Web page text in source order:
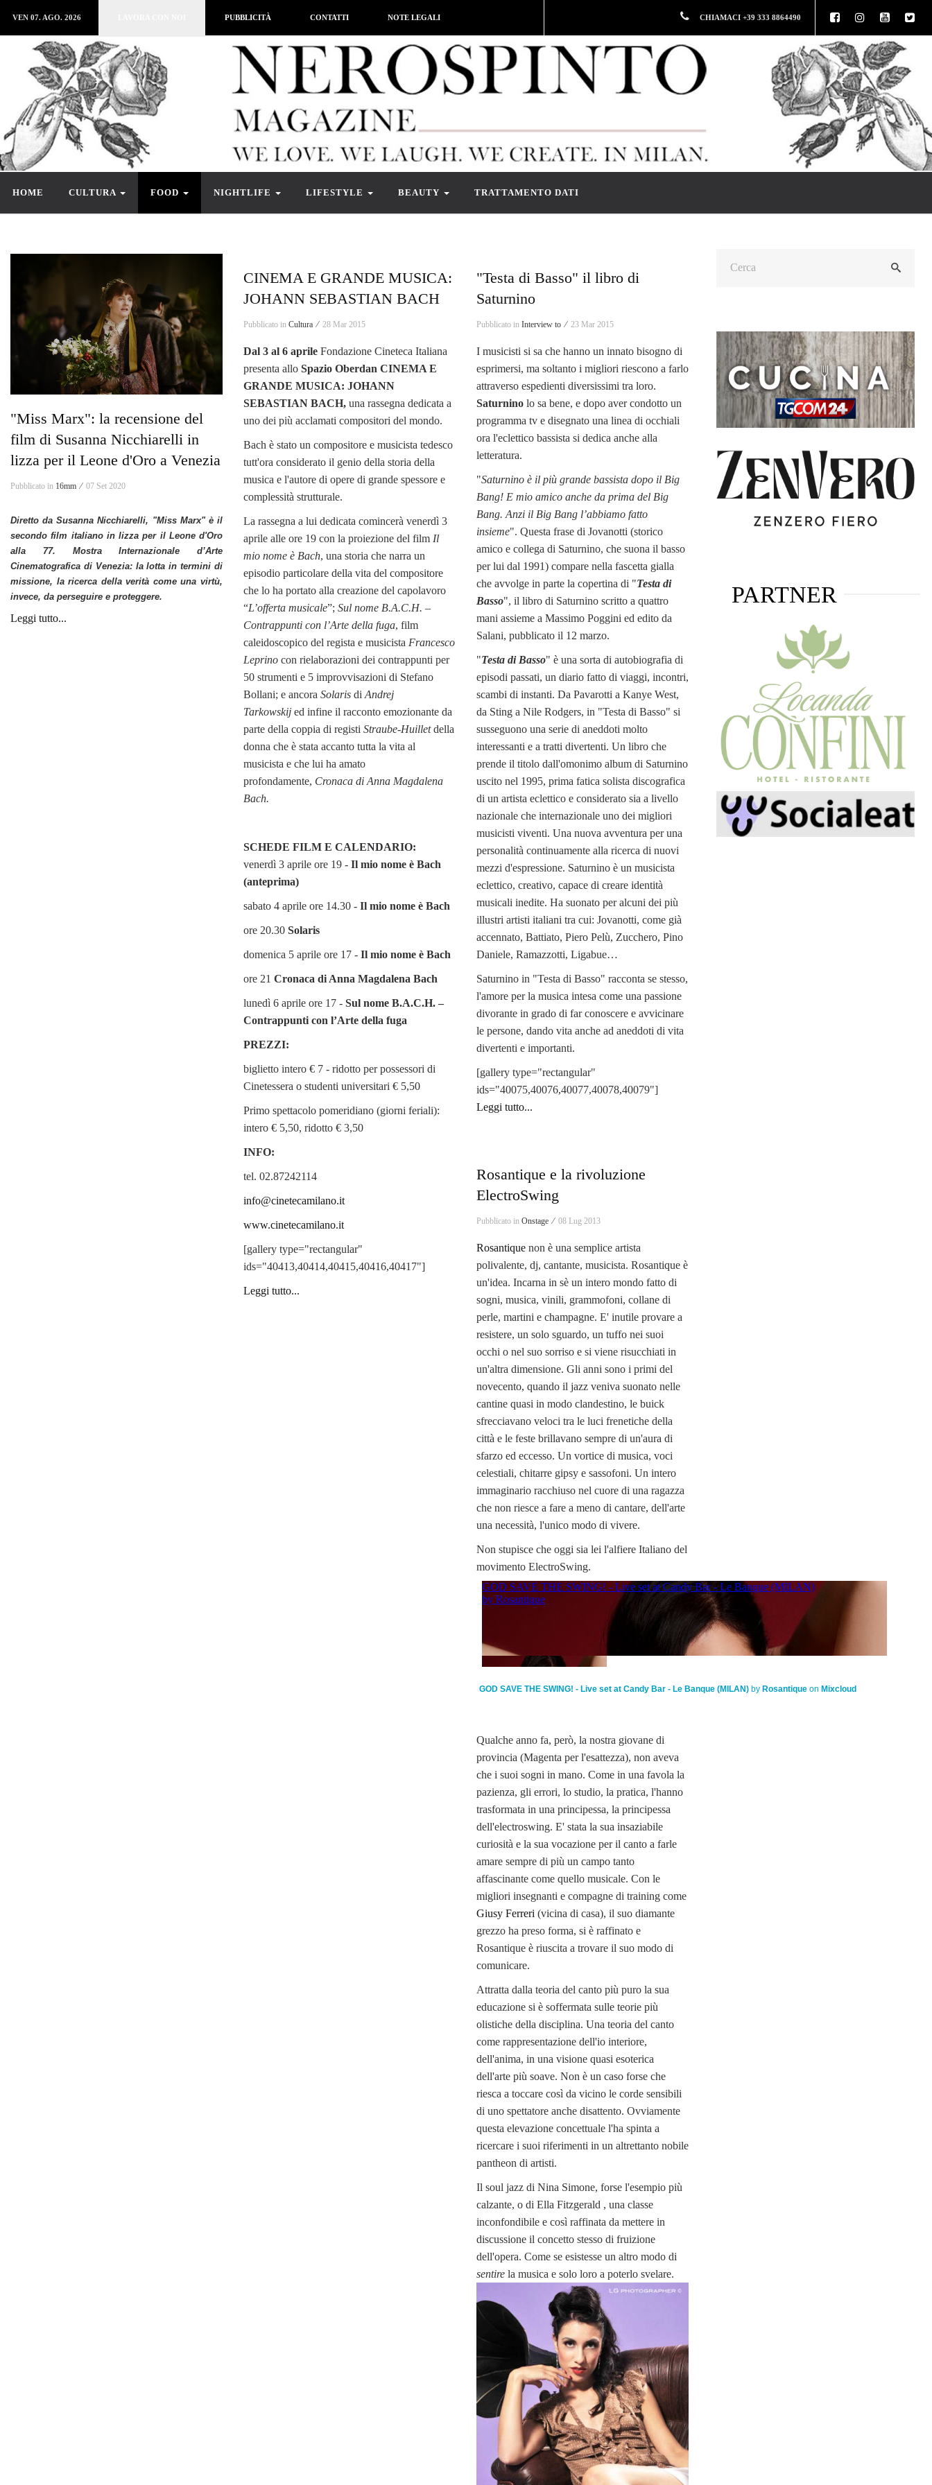
VEN 07. AGO. 2026 PUBBLICITÀ CONTATTI NOTE LEGALI CHIAMACI +39 333 8864490
HOME CULTURA FOOD NIGHTLIFE LIFESTYLE BEAUTY TRATTAMENTO DATI
"Miss Marx": la recensione del
film di Susanna Nicchiarelli in
lizza per il Leone d'Oro a Venezia
Pubblicato in 16mm ⁄ 07 Set 2020
Diretto da Susanna Nicchiarelli, "Miss Marx" è il
secondo film italiano in lizza per il Leone d'Oro
alla 77. Mostra Internazionale d’Arte
Cinematografica di Venezia: la lotta in termini di
missione, la ricerca della verità come una virtù,
invece, da perseguire e proteggere.
Leggi tutto...
CINEMA E GRANDE MUSICA:
JOHANN SEBASTIAN BACH
Pubblicato in Cultura ⁄ 28 Mar 2015
Dal 3 al 6 aprile Fondazione Cineteca Italiana
presenta allo Spazio Oberdan CINEMA E
GRANDE MUSICA: JOHANN
SEBASTIAN BACH, una rassegna dedicata a
uno dei più acclamati compositori del mondo.
Bach è stato un compositore e musicista tedesco
tutt'ora considerato il genio della storia della
musica e l'autore di opere di grande spessore e
complessità strutturale.
La rassegna a lui dedicata comincerà venerdì 3
aprile alle ore 19 con la proiezione del film Il
mio nome è Bach, una storia che narra un
episodio particolare della vita del compositore
che lo ha portato alla creazione del capolavoro
“L’offerta musicale”; Sul nome B.A.C.H. –
Contrappunti con l’Arte della fuga, film
caleidoscopico del regista e musicista Francesco
Leprino con rielaborazioni dei contrappunti per
50 strumenti e 5 improvvisazioni di Stefano
Bollani; e ancora Solaris di Andrej
Tarkowskij ed infine il racconto emozionante da
parte della coppia di registi Straube-Huilletdella
donna che è stata accanto tutta la vita al
musicista e che lui ha amato
profondamente, Cronaca di Anna Magdalena
Bach.
SCHEDE FILM E CALENDARIO:
venerdì 3 aprile ore 19 - Il mio nome è Bach
(anteprima)
sabato 4 aprile ore 14.30 - Il mio nome è Bach
ore 20.30 Solaris
domenica 5 aprile ore 17 - Il mio nome è Bach
ore 21 Cronaca di Anna Magdalena Bach
lunedì 6 aprile ore 17 - Sul nome B.A.C.H. –
Contrappunti con l’Arte della fuga
PREZZI:
biglietto intero € 7 - ridotto per possessori di
Cinetessera o studenti universitari € 5,50
Primo spettacolo pomeridiano (giorni feriali):
intero € 5,50, ridotto € 3,50
INFO:
tel. 02.87242114
info@cinetecamilano.it
www.cinetecamilano.it
[gallery type="rectangular"
ids="40413,40414,40415,40416,40417"]
Leggi tutto...
"Testa di Basso" il libro di
Saturnino
Pubblicato in Interview to ⁄ 23 Mar 2015
I musicisti si sa che hanno un innato bisogno di
esprimersi, ma soltanto i migliori riescono a farlo
attraverso espedienti diversissimi tra loro.
Saturnino lo sa bene, e dopo aver condotto un
programma tv e disegnato una linea di occhiali
ora l'eclettico bassista si dedica anche alla
letteratura.
"Saturnino è il più grande bassista dopo il Big
Bang! E mio amico anche da prima del Big
Bang. Anzi il Big Bang l’abbiamo fatto
insieme". Questa frase di Jovanotti (storico
amico e collega di Saturnino, che suona il basso
per lui dal 1991) compare nella fascetta gialla
che avvolge in parte la copertina di "Testa di
Basso", il libro di Saturnino scritto a quattro
mani assieme a Massimo Poggini ed edito da
Salani, pubblicato il 12 marzo.
"Testa di Basso" è una sorta di autobiografia di
episodi passati, un diario fatto di viaggi, incontri,
scambi di instanti. Da Pavarotti a Kanye West,
da Sting a Nile Rodgers, in "Testa di Basso" si
susseguono una serie di aneddoti molto
interessanti e a tratti divertenti. Un libro che
prende il titolo dall'omonimo album di Saturnino
uscito nel 1995, prima fatica solista discografica
di un artista eclettico e considerato sia a livello
nazionale che internazionale uno dei migliori
musicisti viventi. Una nuova avventura per una
personalità continuamente alla ricerca di nuovi
mezzi d'espressione. Saturnino è un musicista
eclettico, creativo, capace di creare identità
musicali inedite. Ha suonato per alcuni dei più
illustri artisti italiani tra cui: Jovanotti, come già
accennato, Battiato, Piero Pelù, Zucchero, Pino
Daniele, Ramazzotti, Ligabue…
Saturnino in "Testa di Basso" racconta se stesso,
l'amore per la musica intesa come una passione
divorante in grado di far conoscere e avvicinare
le persone, dando vita anche ad aneddoti di vita
divertenti e importanti.
[gallery type="rectangular"
ids="40075,40076,40077,40078,40079"]
Leggi tutto...
Rosantique e la rivoluzione
ElectroSwing
Pubblicato in Onstage ⁄ 08 Lug 2013
Rosantique non è una semplice artista
polivalente, dj, cantante, musicista. Rosantique è
un'idea. Incarna in sè un intero mondo fatto di
sogni, musica, vinili, grammofoni, collane di
perle, martini e champagne. E' inutile provare a
resistere, un solo sguardo, un tuffo nei suoi
occhi o nel suo sorriso e si viene risucchiati in
un'altra dimensione. Gli anni sono i primi del
novecento, quando il jazz veniva suonato nelle
cantine quasi in modo clandestino, le buick
sfrecciavano veloci tra le luci frenetiche della
città e le feste brillavano sempre di un'aura di
sfarzo ed eccesso. Un vortice di musica, voci
celestiali, chitarre gipsy e sassofoni. Un intero
immaginario racchiuso nel cuore di una ragazza
che non riesce a fare a meno di cantare, dell'arte
una necessità, l'unico modo di vivere.
Non stupisce che oggi sia lei l'alfiere Italiano del
movimento ElectroSwing.
GOD SAVE THE SWING! - Live set at Candy Bar - Le Banque (MILAN) by Rosantique on Mixcloud
Qualche anno fa, però, la nostra giovane di
provincia (Magenta per l'esattezza), non aveva
che i suoi sogni in mano. Come in una favola la
pazienza, gli errori, lo studio, la pratica, l'hanno
trasformata in una principessa, la principessa
dell'electroswing. E' stata la sua insaziabile
curiosità e la sua vocazione per il canto a farle
amare sempre di più un campo tanto
affascinante come quello musicale. Con le
migliori insegnanti e compagne di training come
Giusy Ferreri (vicina di casa), il suo diamante
grezzo ha preso forma, si è raffinato e
Rosantique è riuscita a trovare il suo modo di
comunicare.
Attratta dalla teoria del canto più puro la sua
educazione si è soffermata sulle teorie più
olistiche della disciplina. Una teoria del canto
come rappresentazione dell'io interiore,
dell'anima, in una visione quasi esoterica
dell'arte più soave. Non è un caso forse che
riesca a toccare così da vicino le corde sensibili
di uno spettatore anche disattento. Ovviamente
questa elevazione concettuale l'ha spinta a
ricercare i suoi riferimenti in un altrettanto nobile
pantheon di artisti.
Il soul jazz di Nina Simone, forse l'esempio più
calzante, o di Ella Fitzgerald , una classe
inconfondibile e così raffinata da mettere in
discussione il concetto stesso di fruizione
dell'opera. Come se esistesse un altro modo di
sentire la musica e solo loro a poterlo svelare.
PARTNER